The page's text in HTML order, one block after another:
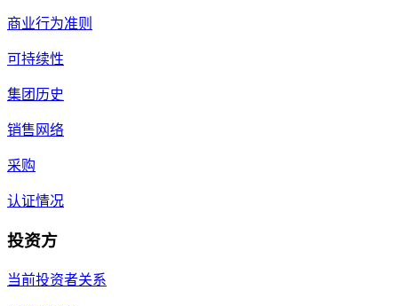
商业行为准则
可持续性
集团历史
销售网络
采购
认证情况
投资方
当前投资者关系